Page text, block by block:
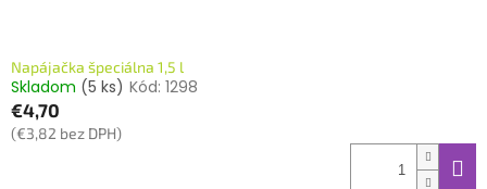
Napájačka špeciálna 1,5 l
Skladom (5 ks) Kód: 1298
€4,70
(€3,82 bez DPH)